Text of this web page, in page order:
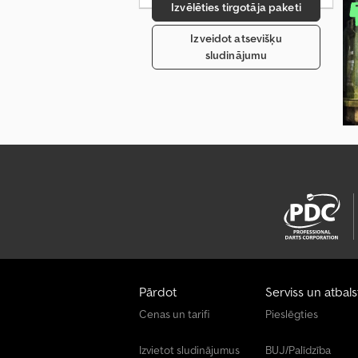
Izvēlēties tirgotāja paketi
Izveidot atsevišķu
sludinājumu
Pārdot
Cenas un tarifi
Izvietot sludinājumus
Serviss un
Pieslēgties
BUJ/Palīdzība